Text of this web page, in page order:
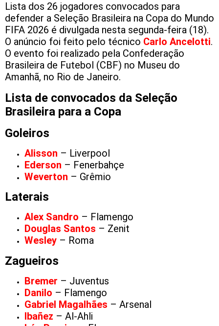
Lista dos 26 jogadores convocados para
defender a Seleção Brasileira na Copa do Mundo
FIFA 2026 é divulgada nesta segunda-feira (18).
O anúncio foi feito pelo técnico Carlo Ancelotti.
O evento foi realizado pela Confederação
Brasileira de Futebol (CBF) no Museu do
Amanhã, no Rio de Janeiro.
Lista de convocados da Seleção
Brasileira para a Copa
Goleiros
Alisson – Liverpool
Ederson – Fenerbahçe
Weverton – Grêmio
Laterais
Alex Sandro – Flamengo
Douglas Santos – Zenit
Wesley – Roma
Zagueiros
Bremer – Juventus
Danilo – Flamengo
Gabriel Magalhães – Arsenal
Ibañez – Al-Ahli